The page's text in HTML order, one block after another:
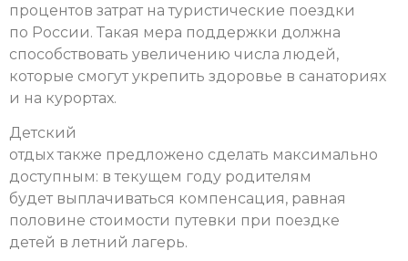
процентов затрат на туристические поездки
по России. Такая мера поддержки должна
способствовать увеличению числа людей,
которые смогут укрепить здоровье в санаториях
и на курортах.
Детский
отдых также предложено сделать максимально
доступным: в текущем году родителям
будет выплачиваться компенсация, равная
половине стоимости путевки при поездке
детей в летний лагерь.